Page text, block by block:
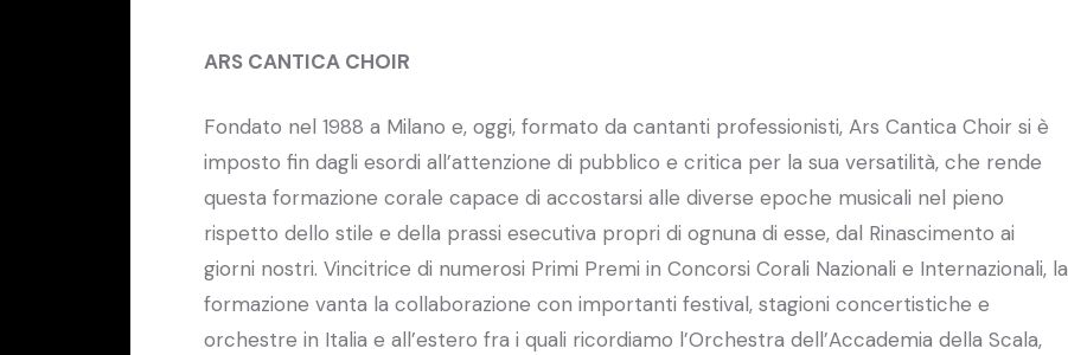
ARS CANTICA CHOIR
Fondato nel 1988 a Milano e, oggi, formato da cantanti professionisti, Ars Cantica Choir si è
imposto fin dagli esordi all’attenzione di pubblico e critica per la sua versatilità, che rende
questa formazione corale capace di accostarsi alle diverse epoche musicali nel pieno
rispetto dello stile e della prassi esecutiva propri di ognuna di esse, dal Rinascimento ai
giorni nostri. Vincitrice di numerosi Primi Premi in Concorsi Corali Nazionali e Internazionali, la
formazione vanta la collaborazione con importanti festival, stagioni concertistiche e
orchestre in Italia e all’estero fra i quali ricordiamo l’Orchestra dell’Accademia della Scala,